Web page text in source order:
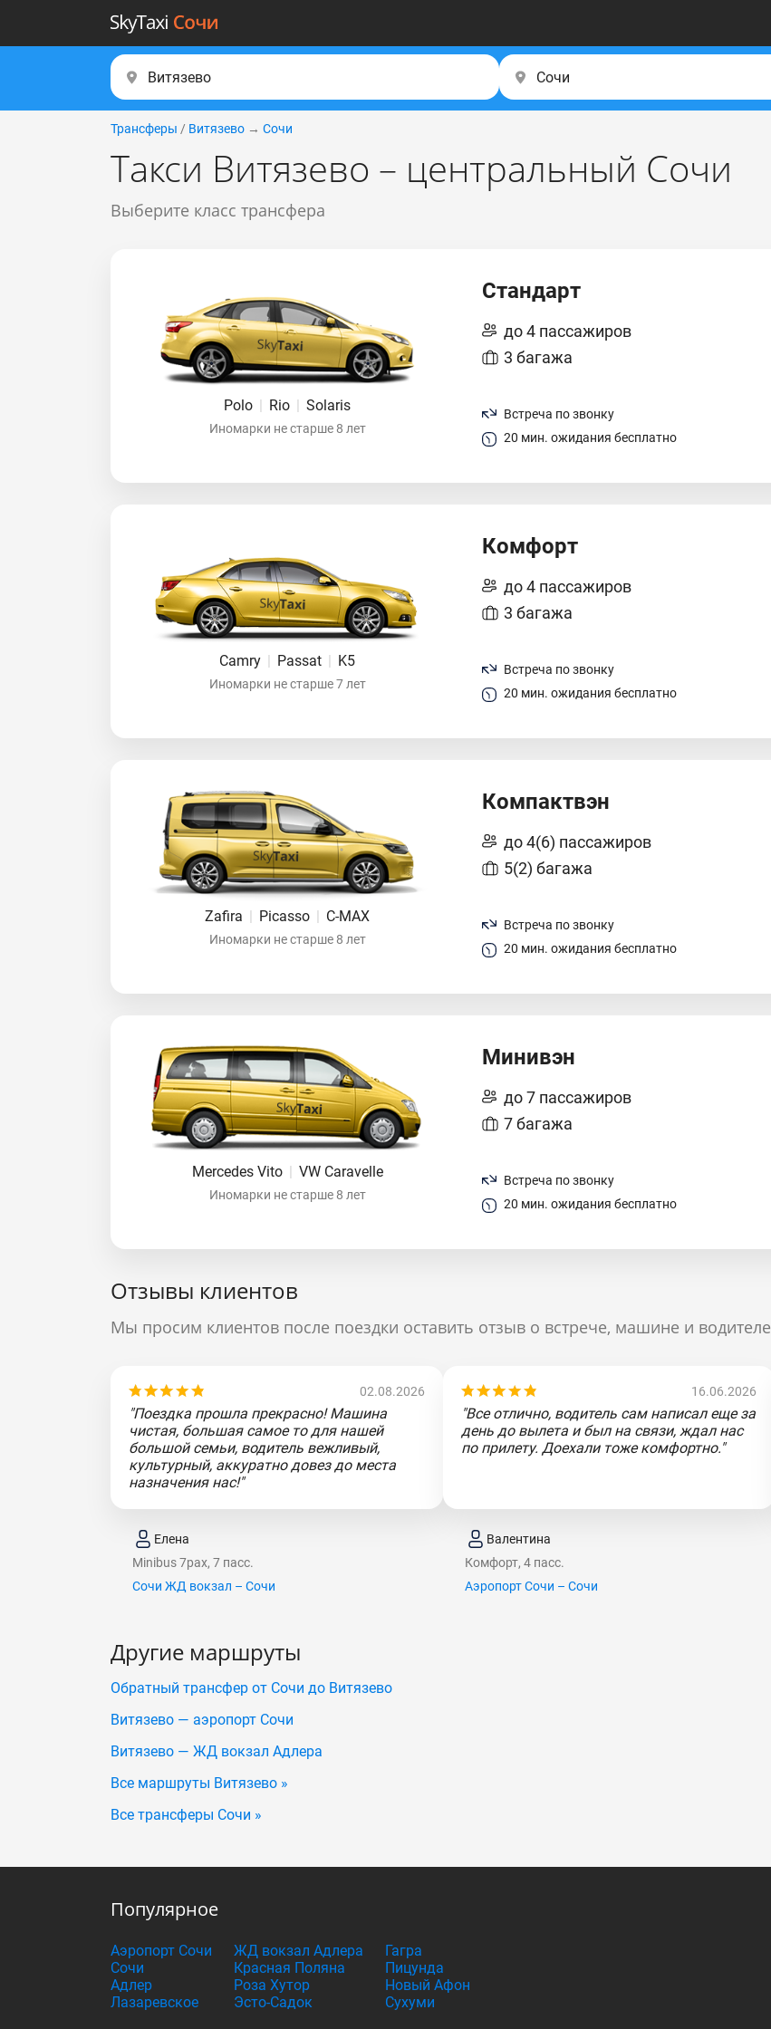
Трансферы / Витязево → Сочи
Такси Витязево – центральный Сочи
Выберите класс трансфера
Polo | Rio | Solaris
Иномарки не старше 8 лет
Стандарт
до 4 пассажиров
3 багажа
Встреча по звонку
20 мин. ожидания бесплатно
Camry | Passat | K5
Иномарки не старше 7 лет
Комфорт
до 4 пассажиров
3 багажа
Встреча по звонку
20 мин. ожидания бесплатно
Zafira | Picasso | C-MAX
Иномарки не старше 8 лет
Компактвэн
до 4(6) пассажиров
5(2) багажа
Встреча по звонку
20 мин. ожидания бесплатно
Mercedes Vito | VW Caravelle
Иномарки не старше 8 лет
Минивэн
до 7 пассажиров
7 багажа
Встреча по звонку
20 мин. ожидания бесплатно
Отзывы клиентов
Мы просим клиентов после поездки оставить отзыв о встрече, машине и водителе
02.08.2026
"Поездка прошла прекрасно! Машина
чистая, большая самое то для нашей
большой семьи, водитель вежливый,
культурный, аккуратно довез до места
назначения нас!"
Елена
Minibus 7pax, 7 пасс.
Сочи ЖД вокзал – Сочи
16.06.2026
"Все отлично, водитель сам написал еще за
день до вылета и был на связи, ждал нас
по прилету. Доехали тоже комфортно."
Валентина
Комфорт, 4 пасс.
Аэропорт Сочи – Сочи
Другие маршруты
Обратный трансфер от Сочи до Витязево
Витязево — аэропорт Сочи
Витязево — ЖД вокзал Адлера
Все маршруты Витязево »
Все трансферы Сочи »
Популярное
Аэропорт Сочи
Сочи
Адлер
Лазаревское
ЖД вокзал Адлера
Красная Поляна
Роза Хутор
Эсто-Садок
Гагра
Пицунда
Новый Афон
Сухуми